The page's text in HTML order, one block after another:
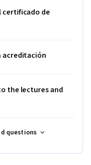
certificado de
acreditación
the lectures and
questions